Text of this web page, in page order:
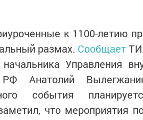
к 1100-летию
размах. Сообщает
Управления
РФ Анатолий
события
что мероприятия